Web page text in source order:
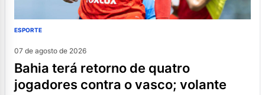
ESPORTE
07 de agosto de 2026
bahia terá retorno de quatro
jogadores contra o vasco; volante